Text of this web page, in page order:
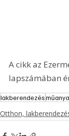
A cikk az
lapszámában
lakberendezés
Otthon,